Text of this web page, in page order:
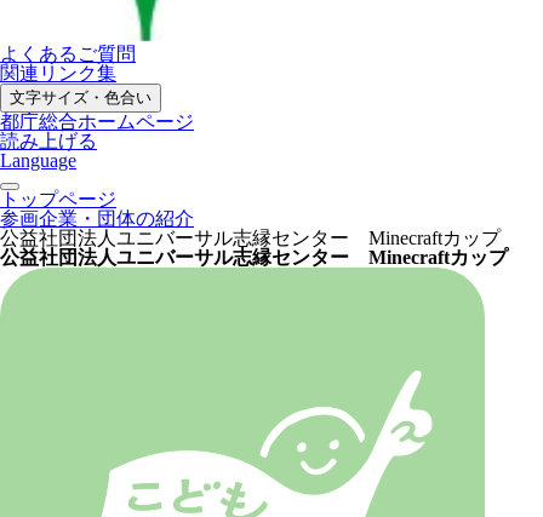
よくあるご質問
関連リンク集
文字サイズ・色合い
都庁総合ホームページ
読み上げる
Language
トップページ
参画企業・団体の紹介
公益社団法人ユニバーサル志縁センター Minecraftカップ
公益社団法人ユニバーサル志縁センター Minecraftカップ